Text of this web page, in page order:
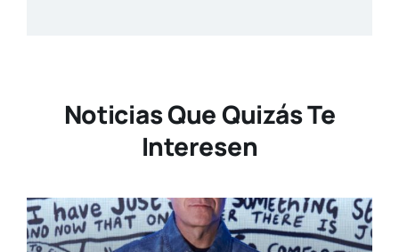
Noticias Que Quizás Te
Interesen